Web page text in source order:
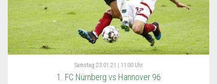
Samstag 23.01.21 | 11:00 Uhr
1. FC Nürnberg vs Hannover 96